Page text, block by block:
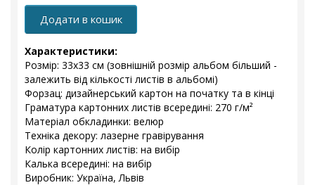
Додати в кошик
Характеристики:
Розмір: 33x33 см (зовнішній розмір альбом більший -
залежить від кількості листів в альбомі)
Форзац: дизайнерський картон на початку та в кінці
Граматура картонних листів всередині: 270 г/м²
Матеріал обкладинки: велюр
Техніка декору: лазерне гравірування
Колір картонних листів: на вибір
Калька всередині: на вибір
Виробник: Україна, Львів